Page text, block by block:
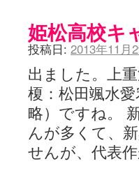
姫松高校キ
投稿日: 2013年11月
出ました。上
榎：松田颯水
略）ですね。
んが多くて、
せんが、代表